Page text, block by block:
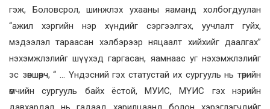
гэж, Боловсрол, шинжлэх ухааны яаманд холбогдуулан
“ажил хэргийн нэр хүндийг сэргээлгэх, уучлалт гуйх,
мэдээлэл тараасан хэлбэрээр няцаалт хийхийг даалгах”
нэхэмжлэлийг шүүхэд гаргасан, яамнаас уг нэхэмжлэлийг
эс зөвшөөрч, “ … Үндэсний гэх статустай их сургууль нь төрийн
өмчийн сургууль байх ёстой, МУИС, МҮИС гэх нэрийн